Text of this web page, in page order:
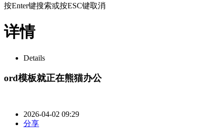
按Enter键搜索或按ESC键取消
详情
Details
ord模板就正在熊猫办公
2026-04-02 09:29
分享